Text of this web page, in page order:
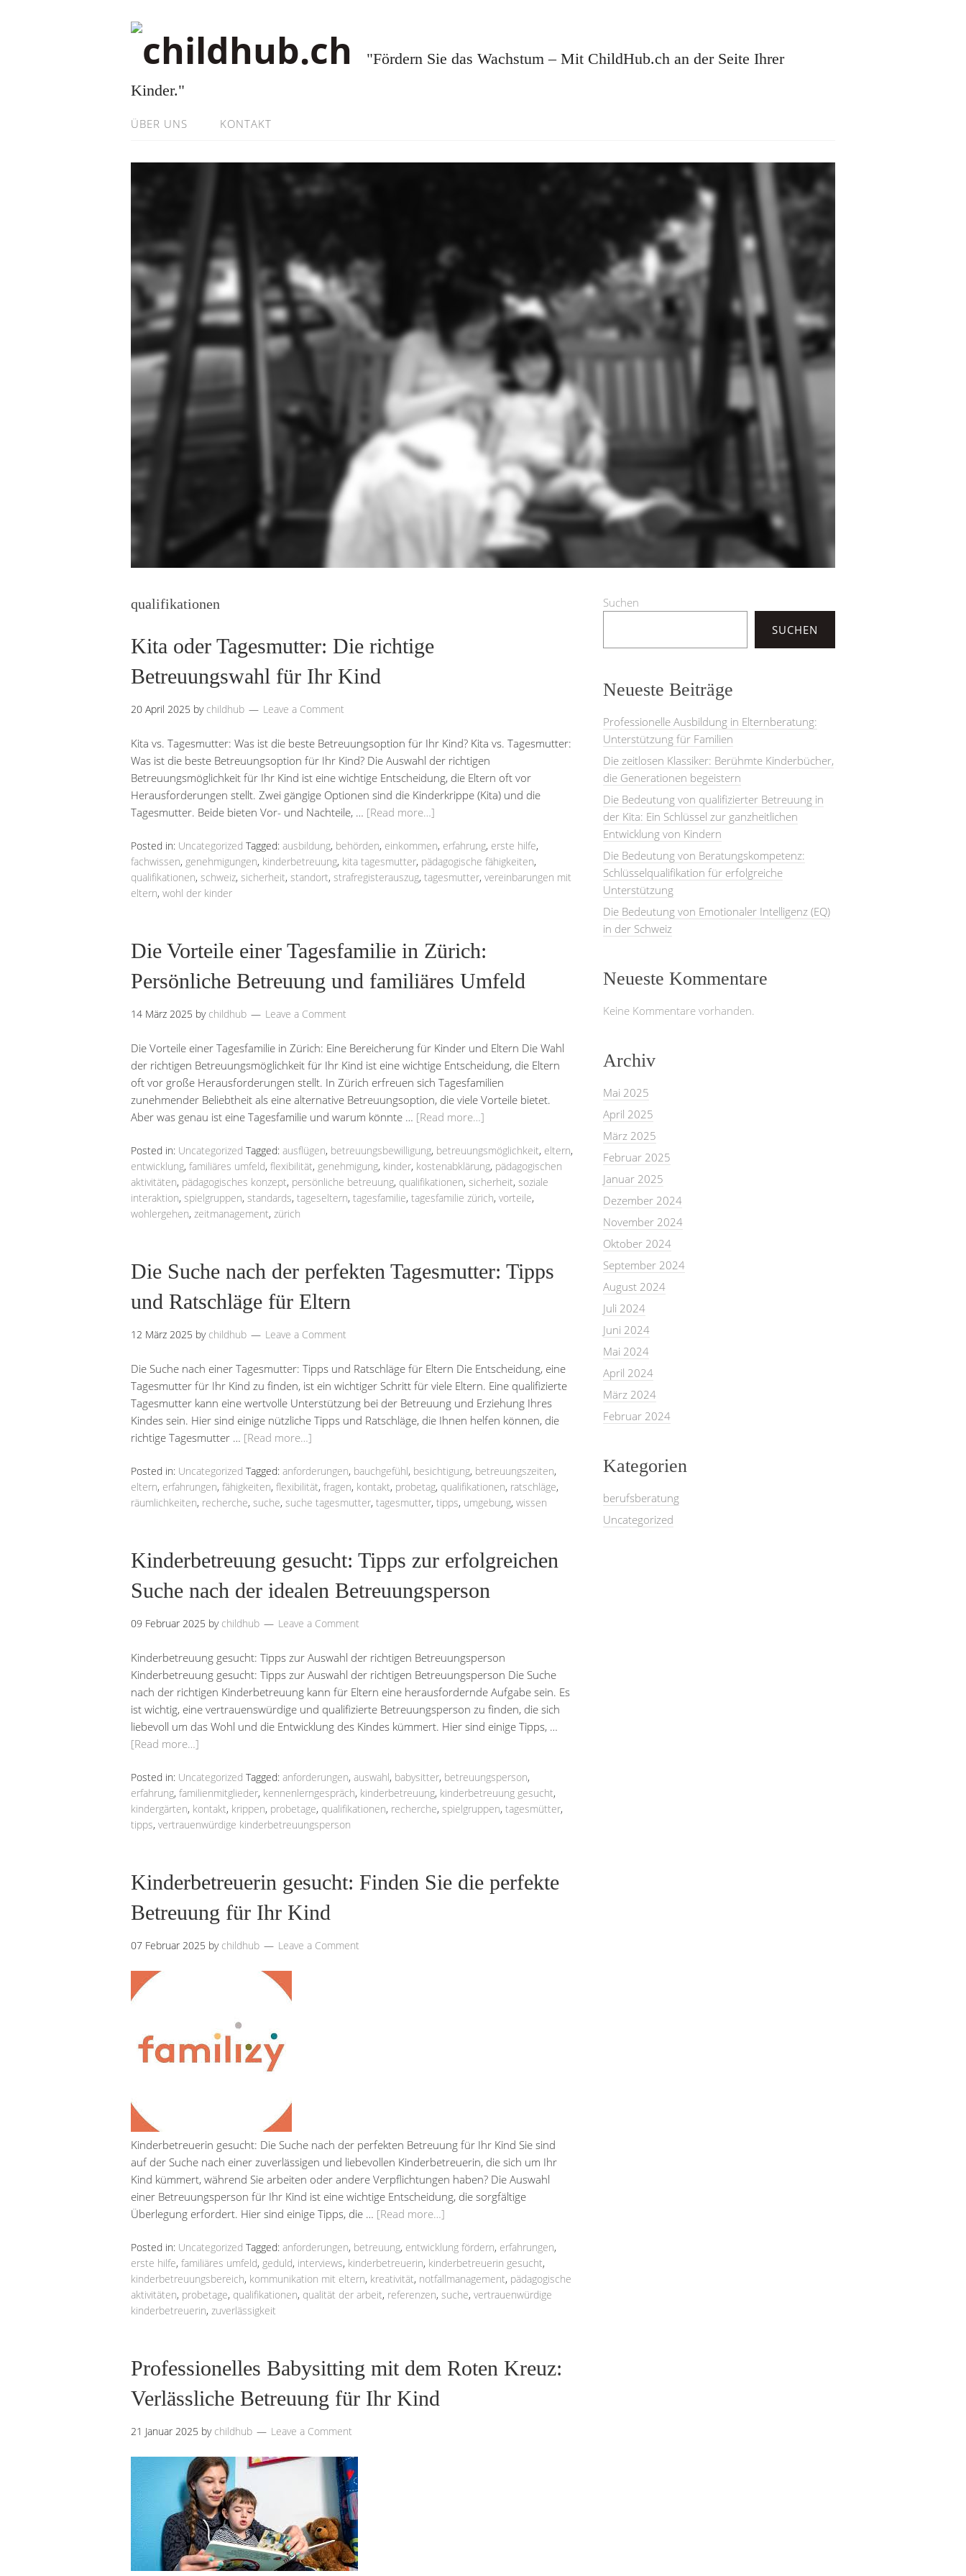
"Fördern Sie das Wachstum – Mit ChildHub.ch an der Seite Ihrer
Kinder."
ÜBER UNS KONTAKT
qualifikationen
Kita oder Tagesmutter: Die richtige
Betreuungswahl für Ihr Kind
20 April 2025 by childhub Leave a Comment
Kita vs. Tagesmutter: Was ist die beste Betreuungsoption für Ihr Kind? Kita vs. Tagesmutter:
Was ist die beste Betreuungsoption für Ihr Kind? Die Auswahl der richtigen
Betreuungsmöglichkeit für Ihr Kind ist eine wichtige Entscheidung, die Eltern oft vor
Herausforderungen stellt. Zwei gängige Optionen sind die Kinderkrippe (Kita) und die
Tagesmutter. Beide bieten Vor- und Nachteile, … [Read more…]
Posted in: Uncategorized Tagged: ausbildung, behörden, einkommen, erfahrung, erste hilfe,
fachwissen, genehmigungen, kinderbetreuung, kita tagesmutter, pädagogische fähigkeiten,
qualifikationen, schweiz, sicherheit, standort, strafregisterauszug, tagesmutter, vereinbarungen mit
eltern, wohl der kinder
Die Vorteile einer Tagesfamilie in Zürich:
Persönliche Betreuung und familiäres Umfeld
14 März 2025 by childhub Leave a Comment
Die Vorteile einer Tagesfamilie in Zürich: Eine Bereicherung für Kinder und Eltern Die Wahl
der richtigen Betreuungsmöglichkeit für Ihr Kind ist eine wichtige Entscheidung, die Eltern
oft vor große Herausforderungen stellt. In Zürich erfreuen sich Tagesfamilien
zunehmender Beliebtheit als eine alternative Betreuungsoption, die viele Vorteile bietet.
Aber was genau ist eine Tagesfamilie und warum könnte … [Read more…]
Posted in: Uncategorized Tagged: ausflügen, betreuungsbewilligung, betreuungsmöglichkeit, eltern,
entwicklung, familiäres umfeld, flexibilität, genehmigung, kinder, kostenabklärung, pädagogischen
aktivitäten, pädagogisches konzept, persönliche betreuung, qualifikationen, sicherheit, soziale
interaktion, spielgruppen, standards, tageseltern, tagesfamilie, tagesfamilie zürich, vorteile,
wohlergehen, zeitmanagement, zürich
Die Suche nach der perfekten Tagesmutter: Tipps
und Ratschläge für Eltern
12 März 2025 by childhub Leave a Comment
Die Suche nach einer Tagesmutter: Tipps und Ratschläge für Eltern Die Entscheidung, eine
Tagesmutter für Ihr Kind zu finden, ist ein wichtiger Schritt für viele Eltern. Eine qualifizierte
Tagesmutter kann eine wertvolle Unterstützung bei der Betreuung und Erziehung Ihres
Kindes sein. Hier sind einige nützliche Tipps und Ratschläge, die Ihnen helfen können, die
richtige Tagesmutter … [Read more…]
Posted in: Uncategorized Tagged: anforderungen, bauchgefühl, besichtigung, betreuungszeiten,
eltern, erfahrungen, fähigkeiten, flexibilität, fragen, kontakt, probetag, qualifikationen, ratschläge,
räumlichkeiten, recherche, suche, suche tagesmutter, tagesmutter, tipps, umgebung, wissen
Kinderbetreuung gesucht: Tipps zur erfolgreichen
Suche nach der idealen Betreuungsperson
09 Februar 2025 by childhub Leave a Comment
Kinderbetreuung gesucht: Tipps zur Auswahl der richtigen Betreuungsperson
Kinderbetreuung gesucht: Tipps zur Auswahl der richtigen Betreuungsperson Die Suche
nach der richtigen Kinderbetreuung kann für Eltern eine herausfordernde Aufgabe sein. Es
ist wichtig, eine vertrauenswürdige und qualifizierte Betreuungsperson zu finden, die sich
liebevoll um das Wohl und die Entwicklung des Kindes kümmert. Hier sind einige Tipps, …
[Read more…]
Posted in: Uncategorized Tagged: anforderungen, auswahl, babysitter, betreuungsperson,
erfahrung, familienmitglieder, kennenlerngespräch, kinderbetreuung, kinderbetreuung gesucht,
kindergärten, kontakt, krippen, probetage, qualifikationen, recherche, spielgruppen, tagesmütter,
tipps, vertrauenwürdige kinderbetreuungsperson
Kinderbetreuerin gesucht: Finden Sie die perfekte
Betreuung für Ihr Kind
07 Februar 2025 by childhub Leave a Comment
Kinderbetreuerin gesucht: Die Suche nach der perfekten Betreuung für Ihr Kind Sie sind
auf der Suche nach einer zuverlässigen und liebevollen Kinderbetreuerin, die sich um Ihr
Kind kümmert, während Sie arbeiten oder andere Verpflichtungen haben? Die Auswahl
einer Betreuungsperson für Ihr Kind ist eine wichtige Entscheidung, die sorgfältige
Überlegung erfordert. Hier sind einige Tipps, die … [Read more…]
Posted in: Uncategorized Tagged: anforderungen, betreuung, entwicklung fördern, erfahrungen,
erste hilfe, familiäres umfeld, geduld, interviews, kinderbetreuerin, kinderbetreuerin gesucht,
kinderbetreuungsbereich, kommunikation mit eltern, kreativität, notfallmanagement, pädagogische
aktivitäten, probetage, qualifikationen, qualität der arbeit, referenzen, suche, vertrauenwürdige
kinderbetreuerin, zuverlässigkeit
Professionelles Babysitting mit dem Roten Kreuz:
Verlässliche Betreuung für Ihr Kind
21 Januar 2025 by childhub Leave a Comment
Suchen
SUCHEN
Neueste Beiträge
Professionelle Ausbildung in Elternberatung:
Unterstützung für Familien
Die zeitlosen Klassiker: Berühmte Kinderbücher,
die Generationen begeistern
Die Bedeutung von qualifizierter Betreuung in
der Kita: Ein Schlüssel zur ganzheitlichen
Entwicklung von Kindern
Die Bedeutung von Beratungskompetenz:
Schlüsselqualifikation für erfolgreiche
Unterstützung
Die Bedeutung von Emotionaler Intelligenz (EQ)
in der Schweiz
Neueste Kommentare
Keine Kommentare vorhanden.
Archiv
Mai 2025
April 2025
März 2025
Februar 2025
Januar 2025
Dezember 2024
November 2024
Oktober 2024
September 2024
August 2024
Juli 2024
Juni 2024
Mai 2024
April 2024
März 2024
Februar 2024
Kategorien
berufsberatung
Uncategorized